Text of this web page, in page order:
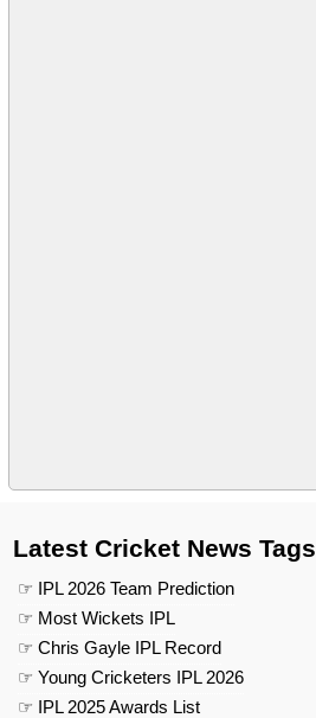
Latest Cricket News Tags
☞ IPL 2026 Team Prediction
☞ Most Wickets IPL
☞ Chris Gayle IPL Record
☞ Young Cricketers IPL 2026
☞ IPL 2025 Awards List